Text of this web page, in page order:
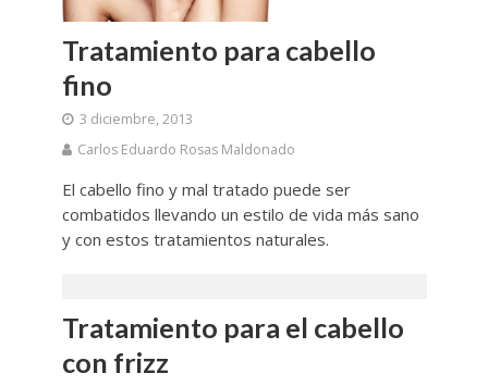
Tratamiento para cabello
fino
3 diciembre, 2013
Carlos Eduardo Rosas Maldonado
El cabello fino y mal tratado puede ser
combatidos llevando un estilo de vida más sano
y con estos tratamientos naturales.
Tratamiento para el cabello
con frizz